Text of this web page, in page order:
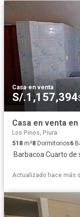
Casa·en venta
S/.1,157,394
Casa en venta
Los Pinos, Piura
518 m²8 Dormitorios6
·Barbacoa·Cuarto de
Actualizado hace más